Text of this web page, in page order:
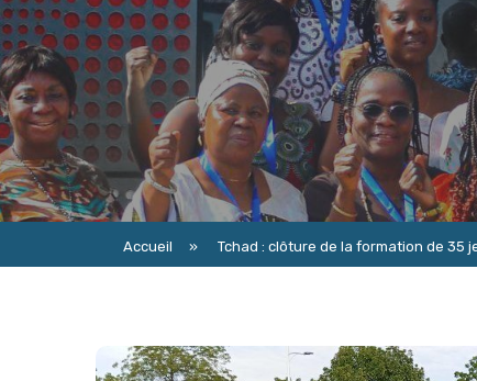
Accueil » Tchad : clôture de la formation de 35